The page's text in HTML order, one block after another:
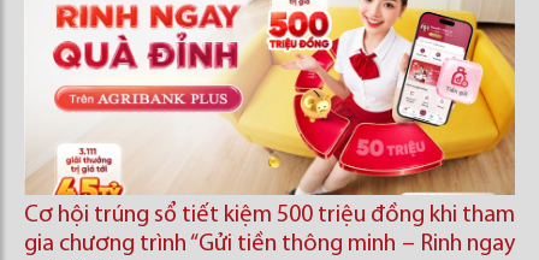
Cơ hội trúng sổ tiết kiệm 500 triệu đồng khi tham
gia chương trình “Gửi tiền thông minh – Rinh ngay